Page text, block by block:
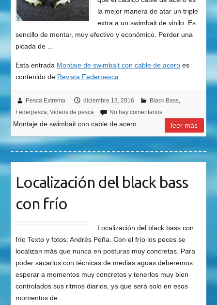
la mejor manera de atar un triple
extra a un swimbait de vinilo. Es
sencillo de montar, muy efectivo y económico. Perder una
picada de …
Esta entrada Montaje de swimbait con cable de aceroes
contenido de Revista Federpesca
Pesca Extrema diciembre 13, 2016 Black Bass,
Federpesca, Vídeos de pesca No hay comentarios
Montaje de swimbait con cable de acero leer más
Localización del black bass
con frío
Localización del black bass con
frío Texto y fotos: Andrés Peña. Con el frío los peces se
localizan más que nunca en posturas muy concretas. Para
poder sacarlos con técnicas de medias aguas deberemos
esperar a momentos muy concretos y tenerlos muy bien
controlados sus ritmos diarios, ya que será solo en esos
momentos de …